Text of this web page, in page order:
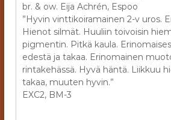
br. & ow. Eija Achrén, Espoo
”Hyvin vinttikoiramainen 2-v uros.
Hienot silmät. Huuliin toivoisin
pigmentin. Pitkä kaula.
edestä ja takaa. Erinomainen
rintakehässä. Hyvä häntä. Liikkuu
takaa, muuten hyvin.”
EXC2, BM-3